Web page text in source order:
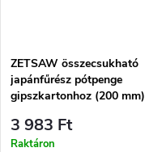
ZETSAW összecsukható
japánfűrész pótpenge
gipszkartonhoz (200 mm)
3 983 Ft
Raktáron